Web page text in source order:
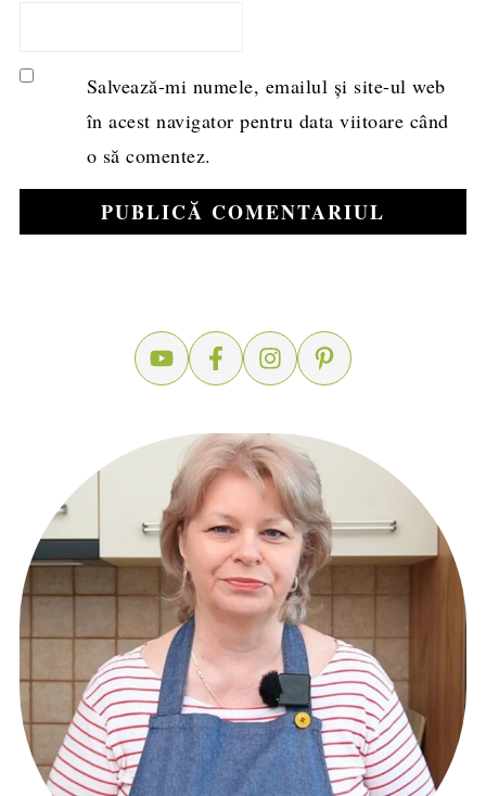
Salvează-mi numele, emailul și site-ul web
în acest navigator pentru data viitoare când
o să comentez.